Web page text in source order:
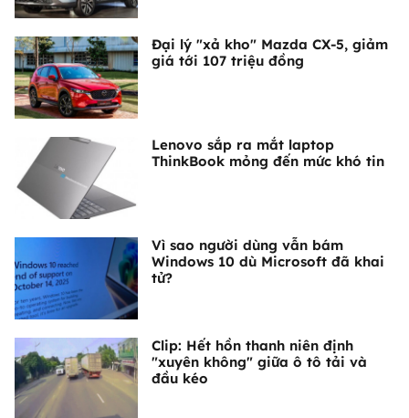
Đại lý "xả kho" Mazda CX-5, giảm
giá tới 107 triệu đồng
Lenovo sắp ra mắt laptop
ThinkBook mỏng đến mức khó tin
Vì sao người dùng vẫn bám
Windows 10 dù Microsoft đã khai
tử?
Clip: Hết hồn thanh niên định
"xuyên không" giữa ô tô tải và
đầu kéo